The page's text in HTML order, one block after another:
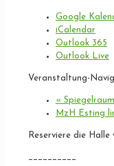
Google
iCalendar
Outlook 365
Outlook Live
Veranstaltung-
«
MzH Esting
Reserviere die
__________